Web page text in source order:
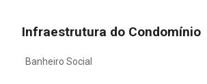
Infraestrutura do Condomínio
Banheiro Social